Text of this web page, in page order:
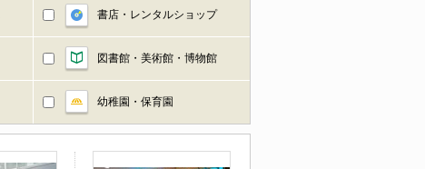
書店・レンタルショップ
図書館・美術館・博物館
幼稚園・保育園